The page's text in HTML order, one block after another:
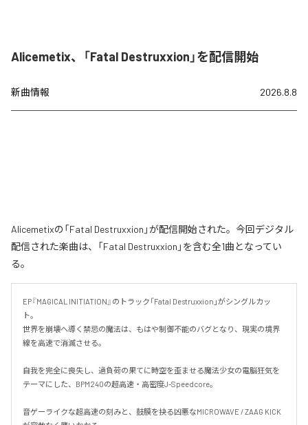
Alicemetix、「Fatal Destruxxion」を配信開始
新曲情報 2026.8.8
Alicemetixの「Fatal Destruxxion」が配信開始された。今回デジタル
配信された楽曲は、「Fatal Destruxxion」を含む全1曲となってい
る。
EP『MAGICAL INITIATION』のトラック「Fatal Destruxxion」がシングルカッ
ト。
世界を崩壊へ導く禁忌の魔法は、もはや制御不能のバグとなり、現実の境界
線を高速で消滅させる。
自我を完全に喪失し、過負荷の果てに時空を歪ませる魔法少女の電脳狂気を
テーマにした、BPM240の超高速・高密度J-Speedcore。
音ゲーライクな超高速の刻みと、鼓膜を抉る凶悪なMICROWAVE / ZAAG KICK